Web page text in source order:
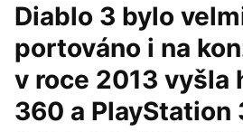
Diablo 3 bylo
portováno i na
v roce 2013 vyšla
360 a PlayStation